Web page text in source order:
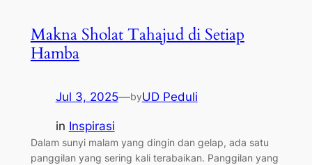
Makna Sholat Tahajud di Setiap
Hamba
Jul 3, 2025—byUD Peduli
in Inspirasi
Dalam sunyi malam yang dingin dan gelap, ada satu
panggilan yang sering kali terabaikan. Panggilan yang